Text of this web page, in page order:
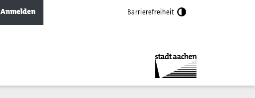
Anmelden Barrierefreiheit